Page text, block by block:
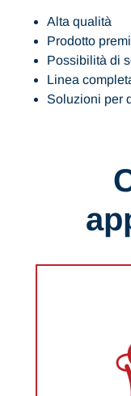
Alta qualità
Prodotto
Possibilità di
Linea
Soluzioni per